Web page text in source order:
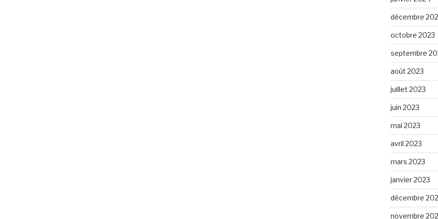
décembre
octobre 2023
septembre
août 2023
juillet 2023
juin 2023
mai 2023
avril 2023
mars 2023
janvier 2023
décembre
novembre